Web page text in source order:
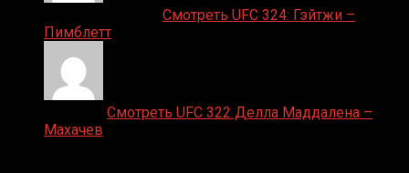
Смотреть UFC 324: Гэйтжи –
Пимблетт
Смотреть UFC 322 Делла Маддалена –
Махачев